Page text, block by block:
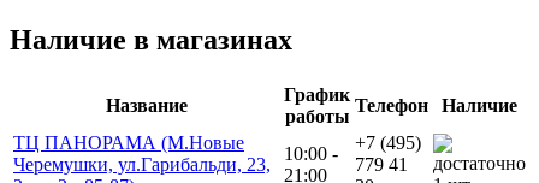
Наличие в магазинах
Название
График
работы
Телефон
Наличие
ТЦ ПАНОРАМА (М.Новые
Черемушки, ул.Гарибальди, 23,
10:00 -
21:00
+7 (495)
779 41